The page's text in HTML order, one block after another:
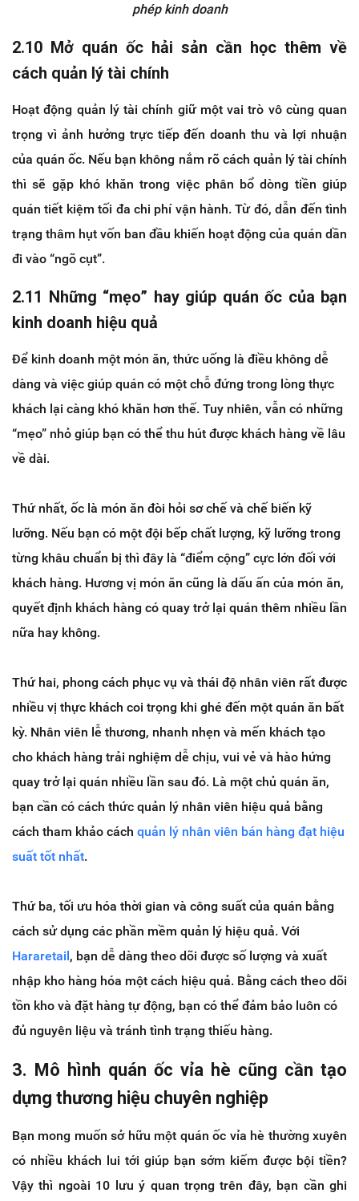
phép kinh doanh
2.10 Mở quán ốc hải sản cần học thêm về
cách quản lý tài chính
Hoạt động quản lý tài chính giữ một vai trò vô cùng quan
trọng vì ảnh hưởng trực tiếp đến doanh thu và lợi nhuận
của quán ốc. Nếu bạn không nắm rõ cách quản lý tài chính
thì sẽ gặp khó khăn trong việc phân bổ dòng tiền giúp
quán tiết kiệm tối đa chi phí vận hành. Từ đó, dẫn đến tình
trạng thâm hụt vốn ban đầu khiến hoạt động của quán dần
đi vào “ngõ cụt”.
2.11 Những “mẹo” hay giúp quán ốc của bạn
kinh doanh hiệu quả
Để kinh doanh một món ăn, thức uống là điều không dễ
dàng và việc giúp quán có một chỗ đứng trong lòng thực
khách lại càng khó khăn hơn thế. Tuy nhiên, vẫn có những
“mẹo” nhỏ giúp bạn có thể thu hút được khách hàng về lâu
về dài.
Thứ nhất, ốc là món ăn đòi hỏi sơ chế và chế biến kỹ
lưỡng. Nếu bạn có một đội bếp chất lượng, kỹ lưỡng trong
từng khâu chuẩn bị thì đây là “điểm cộng” cực lớn đối với
khách hàng. Hương vị món ăn cũng là dấu ấn của món ăn,
quyết định khách hàng có quay trở lại quán thêm nhiều lần
nữa hay không.
Thứ hai, phong cách phục vụ và thái độ nhân viên rất được
nhiều vị thực khách coi trọng khi ghé đến một quán ăn bất
kỳ. Nhân viên lễ thương, nhanh nhẹn và mến khách tạo
cho khách hàng trải nghiệm dễ chịu, vui vẻ và hào hứng
quay trở lại quán nhiều lần sau đó. Là một chủ quán ăn,
bạn cần có cách thức quản lý nhân viên hiệu quả bằng
cách tham khảo cách quản lý nhân viên bán hàng đạt hiệu
suất tốt nhất.
Thứ ba, tối ưu hóa thời gian và công suất của quán bằng
cách sử dụng các phần mềm quản lý hiệu quả. Với
Hararetail, bạn dễ dàng theo dõi được số lượng và xuất
nhập kho hàng hóa một cách hiệu quả. Bằng cách theo dõi
tồn kho và đặt hàng tự động, bạn có thể đảm bảo luôn có
đủ nguyên liệu và tránh tình trạng thiếu hàng.
3. Mô hình quán ốc vỉa hè cũng cần tạo
dựng thương hiệu chuyên nghiệp
Bạn mong muốn sở hữu một quán ốc vỉa hè thường xuyên
có nhiều khách lui tới giúp bạn sớm kiếm được bội tiền?
Vậy thì ngoài 10 lưu ý quan trọng trên đây, bạn cần ghi